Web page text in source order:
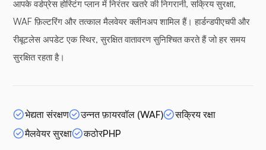
आपके वर्डप्रेस होस्टिंग प्लान में निरंतर खतरे की निगरानी, सक्रिय सुरक्षा,
WAF फ़िल्टरिंग और तत्काल मैलवेयर क्लीनअप शामिल हैं। हार्डन्डपीएचपी और
रीबूटलेस अपडेट एक स्थिर, सुरक्षित वातावरण सुनिश्चित करते हैं जो हर समय
सुरक्षित रहता है।
भेद्यता संरक्षण उन्नत फ़ायरवॉल (WAF)
सक्रिय रक्षा
मैलवेयर सुरक्षा
कठोरPHP